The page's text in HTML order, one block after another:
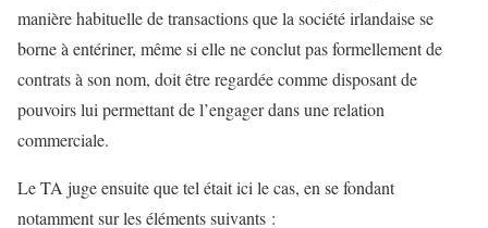
manière habituelle de transactions que la société irlandaise se
borne à entériner, même si elle ne conclut pas formellement de
contrats à son nom, doit être regardée comme disposant de
pouvoirs lui permettant de l’engager dans une relation
commerciale.
Le TA juge ensuite que tel était ici le cas, en se fondant
notamment sur les éléments suivants :